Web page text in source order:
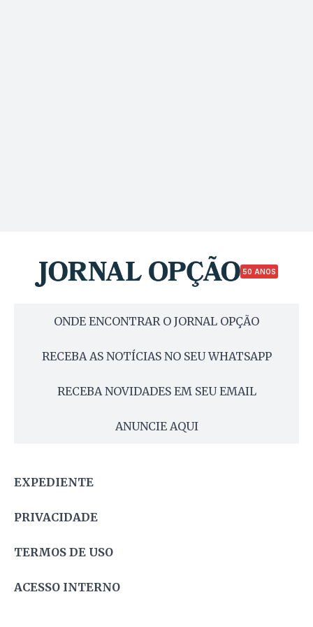
50 ANOS
ONDE ENCONTRAR O JORNAL OPÇÃO
RECEBA AS NOTÍCIAS NO SEU WHATSAPP
RECEBA NOVIDADES EM SEU EMAIL
ANUNCIE AQUI
EXPEDIENTE
PRIVACIDADE
TERMOS DE USO
ACESSO INTERNO